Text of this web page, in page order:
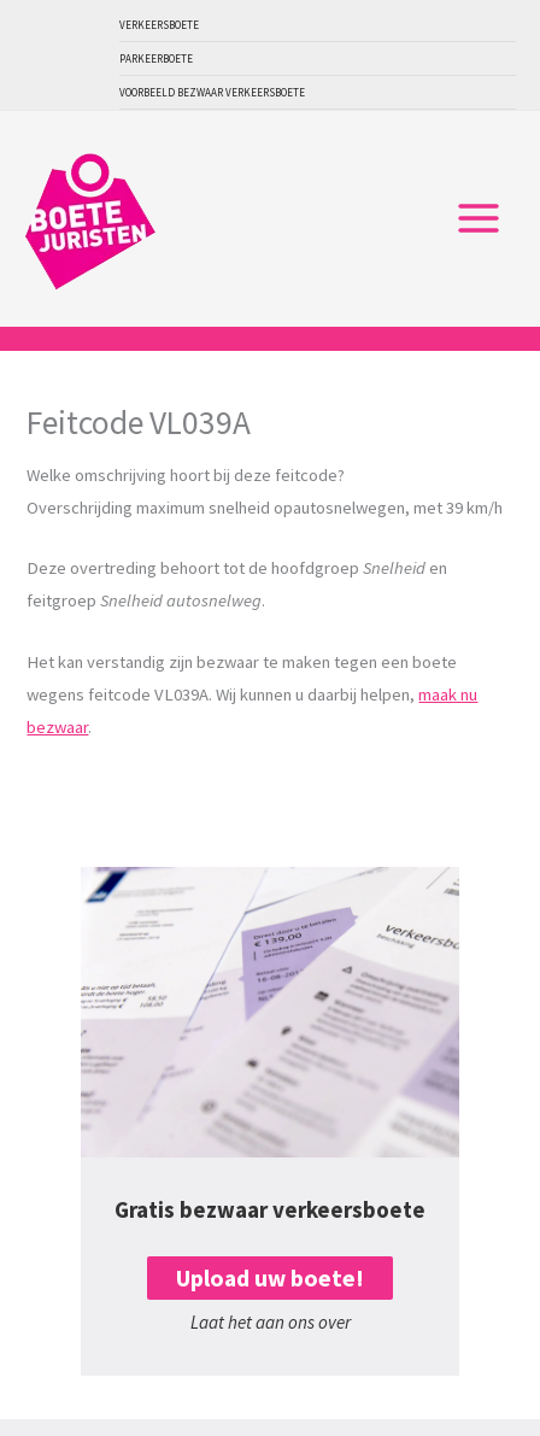
VERKEERSBOETE
PARKEERBOETE
VOORBEELD BEZWAAR VERKEERSBOETE
Feitcode VL039A
Welke omschrijving hoort bij deze feitcode?
Overschrijding maximum snelheid opautosnelwegen, met 39 km/h
Deze overtreding behoort tot de hoofdgroepSnelheid en
feitgroepSnelheid autosnelweg.
Het kan verstandig zijn bezwaar te maken tegen een boete
wegens feitcode VL039A. Wij kunnen u daarbij helpen,maak nu
bezwaar.
Gratis bezwaar verkeersboete
Upload uw boete!
Laat het aan ons over